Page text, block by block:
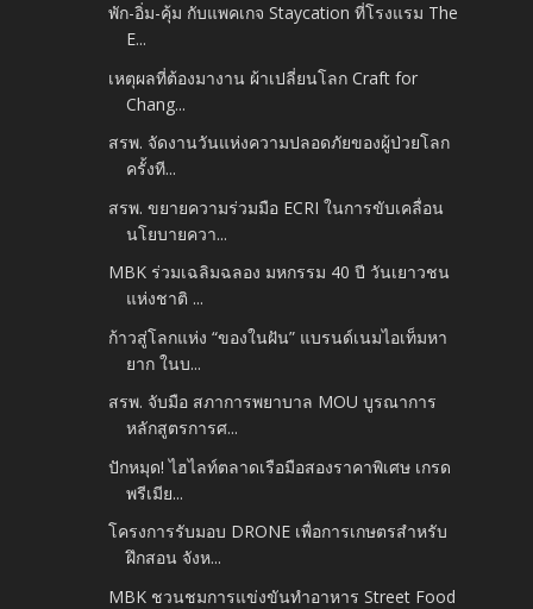
พัก-อิ่ม-คุ้ม กับแพคเกจ Staycation ที่โรงแรม The
E...
เหตุผลที่ต้องมางาน ผ้าเปลี่ยนโลก Craft for
Chang...
สรพ. จัดงานวันแห่งความปลอดภัยของผู้ป่วยโลก
ครั้งที...
สรพ. ขยายความร่วมมือ ECRI ในการขับเคลื่อน
นโยบายควา...
MBK ร่วมเฉลิมฉลอง มหกรรม 40 ปี วันเยาวชน
แห่งชาติ ...
ก้าวสู่โลกแห่ง “ของในฝัน” แบรนด์เนมไอเท็มหา
ยาก ในบ...
สรพ. จับมือ สภาการพยาบาล MOU บูรณาการ
หลักสูตรการศ...
ปักหมุด! ไฮไลท์ตลาดเรือมือสองราคาพิเศษ เกรด
พรีเมีย...
โครงการรับมอบ DRONE เพื่อการเกษตรสำหรับ
ฝึกสอน จังห...
MBK ชวนชมการแข่งขันทำอาหาร Street Food